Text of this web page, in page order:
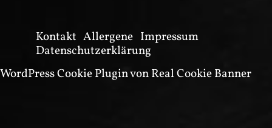
Kontakt Allergene Impressum
Datenschutzerklärung
WordPress Cookie Plugin von Real Cookie Banner